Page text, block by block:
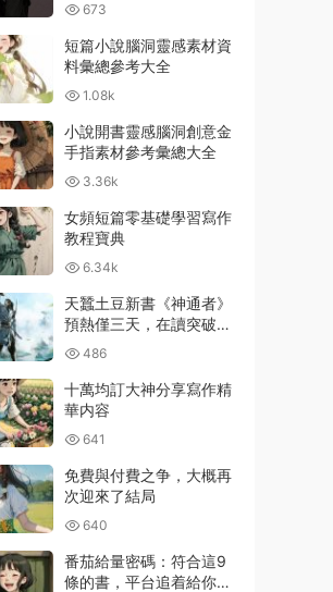
673
短篇小說腦洞靈感素材資
料彙總參考大全
1.08k
小說開書靈感腦洞創意金
手指素材參考彙總大全
3.36k
女頻短篇零基礎學習寫作
教程寶典
6.34k
天蠶土豆新書《神通者》
預熱僅三天，在讀突破百
萬 486
十萬均訂大神分享寫作精
華内容
641
免費與付費之争，大概再
次迎來了結局
640
番茄給量密碼：符合這9
條的書，平台追着給你推